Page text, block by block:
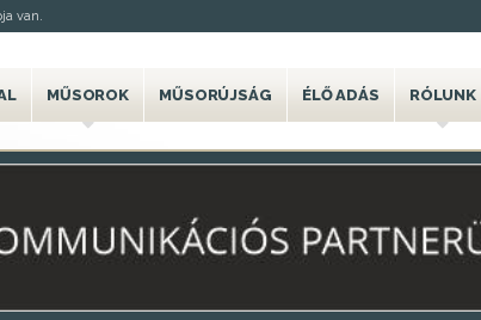
van.
MŰSOROK MŰSORÚJSÁG ÉLŐ ADÁS RÓLUNK